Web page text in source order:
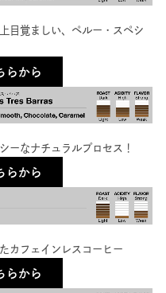
目覚ましい、ペルー・スペシ
らから
ーなナチュラルプロセス！
らから
カフェインレスコーヒー
らから